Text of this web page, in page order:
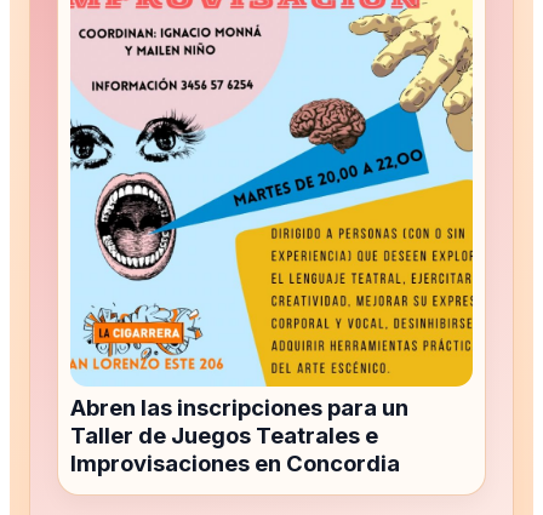
Abren las inscripciones para un
Taller de Juegos Teatrales e
Improvisaciones en Concordia